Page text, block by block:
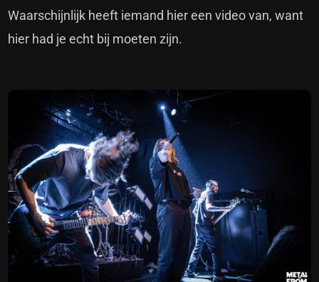
Waarschijnlijk heeft iemand hier een video van, want
hier had je echt bij moeten zijn.